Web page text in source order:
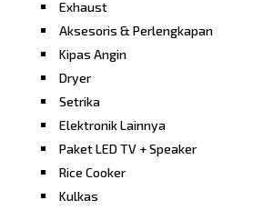
Exhaust
Aksesoris & Perlengkapan
Kipas Angin
Dryer
Setrika
Elektronik Lainnya
Paket LED TV + Speaker
Rice Cooker
Kulkas